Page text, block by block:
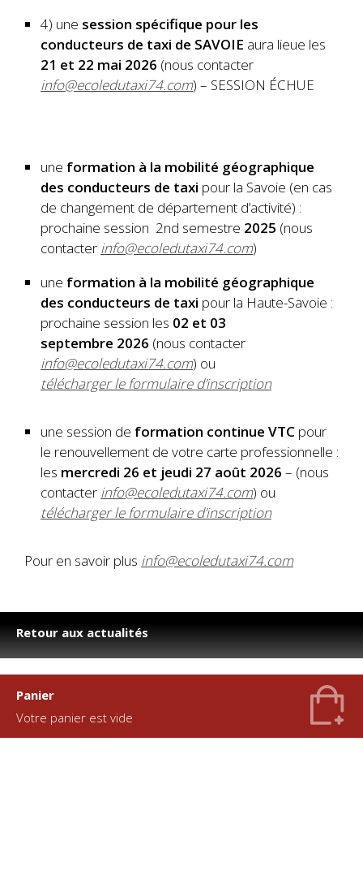
4) une session spécifique pour les
conducteurs de taxi de SAVOIE aura lieue les
21 et 22 mai 2026 (nous contacter
info@ecoledutaxi74.com) – SESSION ÉCHUE
une formation à la mobilité géographique
des conducteurs de taxi pour la Savoie (en cas
de changement de département d’activité) :
prochaine session 2nd semestre 2025 (nous
contacter info@ecoledutaxi74.com)
une formation à la mobilité géographique
des conducteurs de taxi pour la Haute-Savoie :
prochaine session les 02 et 03
septembre 2026 (nous contacter
info@ecoledutaxi74.com) ou
télécharger le formulaire d’inscription
une session de formation continue VTC pour
le renouvellement de votre carte professionnelle :
les mercredi 26 et jeudi 27 août 2026 – (nous
contacter info@ecoledutaxi74.com) ou
télécharger le formulaire d’inscription
Pour en savoir plus info@ecoledutaxi74.com
Retour aux actualités
Panier
Votre panier est vide